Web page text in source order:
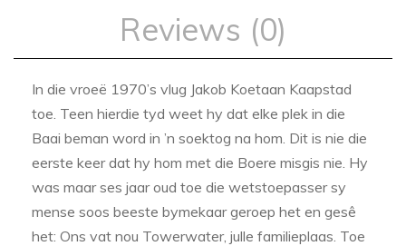
Reviews (0)
In die vroeë 1970’s vlug Jakob Koetaan Kaapstad
toe. Teen hierdie tyd weet hy dat elke plek in die
Baai beman word in ’n soektog na hom. Dit is nie die
eerste keer dat hy hom met die Boere misgis nie. Hy
was maar ses jaar oud toe die wetstoepasser sy
mense soos beeste bymekaar geroep het en gesê
het: Ons vat nou Towerwater, julle familieplaas. Toe